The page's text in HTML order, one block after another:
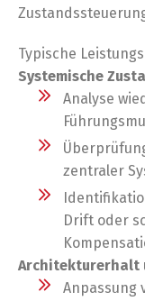
Typische
Systemische
Analyse
zentraler
Drift oder
Architekturerhalt
Anpassung